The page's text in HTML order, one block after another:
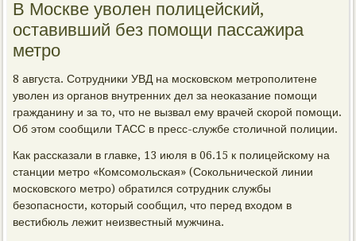
В Москве уволен полицейский,
оставивший без помощи пассажира
метро
8 августа. Сотрудники УВД на московском метрополитене
уволен из органов внутренних дел за неоказание помощи
гражданину и за то, что не вызвал ему врачей скорой помощи.
Об этом сообщили ТАСС в пресс-службе столичной полиции.
Как рассказали в главке, 13 июля в 06.15 к полицейскому на
станции метро «Комсомольская» (Сокольнической линии
московского метро) обратился сотрудник службы
безопасности, который сообщил, что перед входом в
вестибюль лежит неизвестный мужчина.